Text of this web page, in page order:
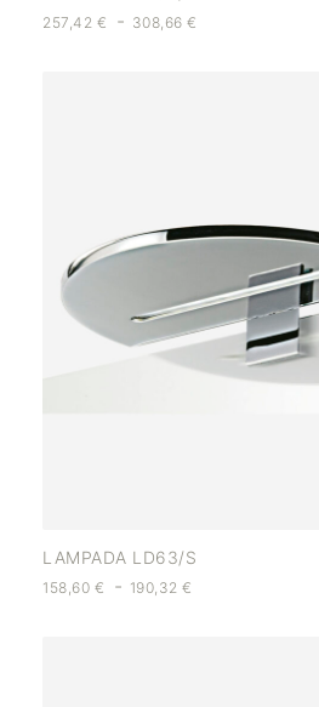
257,42 € - 308,66€
LAMPADA LD63/S
158,60 € - 190,32€